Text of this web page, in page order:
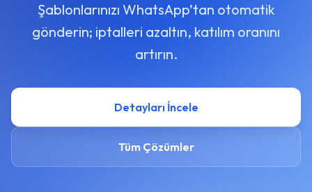
E-Nabız & MBYS
Şablonlarınızı WhatsApp’tan otomatik
gönderin; iptalleri azaltın, katılım oranını
artırın.
Detayları İncele
Tüm Çözümler